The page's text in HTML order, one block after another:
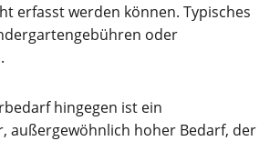
erfasst werden können. Typisches
oder
hingegen ist ein
außergewöhnlich hoher Bedarf, der